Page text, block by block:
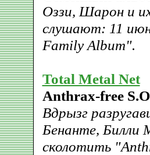
Оззи, Шарон и
слушают: 11
Family Album".
Total Metal Net
Anthrax-free
Вдрызг
Бенанте, Билли
сколотить